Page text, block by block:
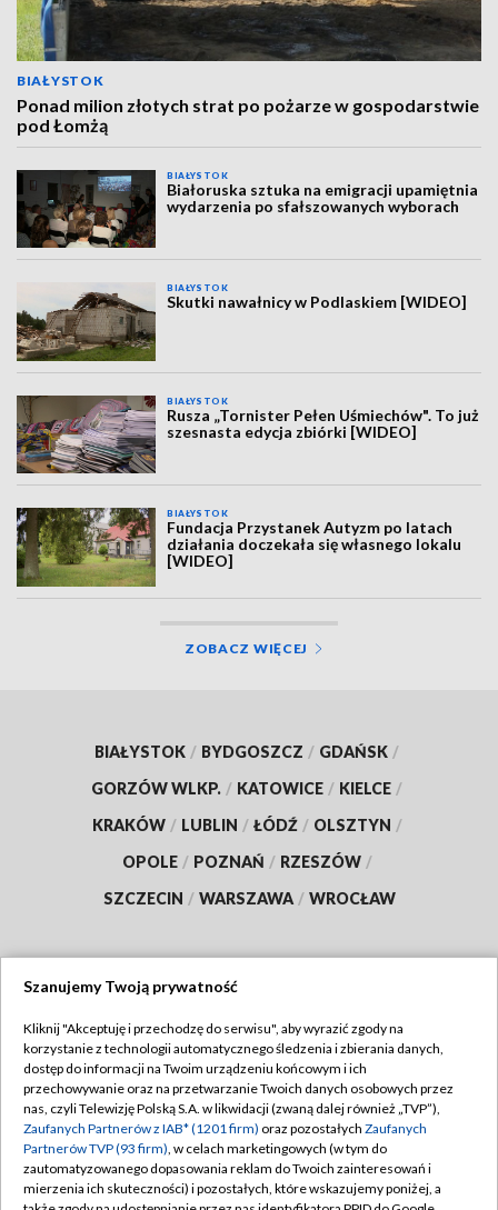
BIAŁYSTOK
Ponad milion złotych strat po pożarze w gospodarstwie
pod Łomżą
BIAŁYSTOK
Białoruska sztuka na emigracji upamiętnia
wydarzenia po sfałszowanych wyborach
BIAŁYSTOK
Skutki nawałnicy w Podlaskiem [WIDEO]
BIAŁYSTOK
Rusza „Tornister Pełen Uśmiechów". To już
szesnasta edycja zbiórki [WIDEO]
BIAŁYSTOK
Fundacja Przystanek Autyzm po latach
działania doczekała się własnego lokalu
[WIDEO]
ZOBACZ WIĘCEJ
BIAŁYSTOK / BYDGOSZCZ / GDAŃSK /
GORZÓW WLKP. / KATOWICE / KIELCE /
KRAKÓW / LUBLIN / ŁÓDŹ / OLSZTYN /
OPOLE / POZNAŃ / RZESZÓW /
SZCZECIN / WARSZAWA / WROCŁAW
TVP
Abonament TVP
Emisja w TVP
Centrum informacji TVP
Naziemna Telewizja Cyfrowa
Regulamin TVP
Polityka prywatności
Moje zgody
Pomoc
Szanujemy Twoją prywatność
Kliknij "Akceptuję i przechodzę do serwisu", aby wyrazić zgody na
korzystanie z technologii automatycznego śledzenia i zbierania danych,
dostęp do informacji na Twoim urządzeniu końcowym i ich
przechowywanie oraz na przetwarzanie Twoich danych osobowych przez
nas, czyli Telewizję Polską S.A. w likwidacji (zwaną dalej również „TVP”),
Zaufanych Partnerów z IAB* (1201 firm) oraz pozostałych Zaufanych
Partnerów TVP (93 firm), w celach marketingowych (w tym do
zautomatyzowanego dopasowania reklam do Twoich zainteresowań i
mierzenia ich skuteczności) i pozostałych, które wskazujemy poniżej, a